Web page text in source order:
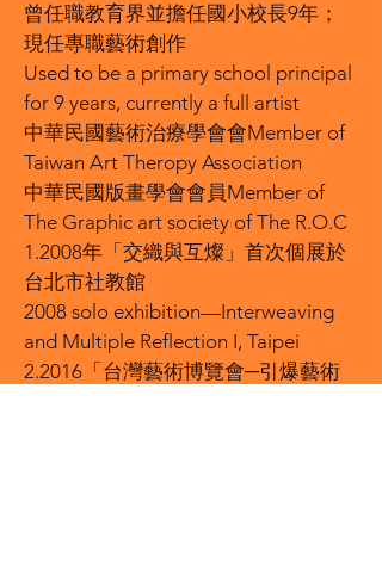
曾任職教育界並擔任國小校長9年；
現任專職藝術創作
Used to be a primary school principal
for 9 years, currently a full artist
中華民國藝術治療學會會Member of
Taiwan Art Theropy Association
中華民國版畫學會會員Member of
The Graphic art society of The R.O.C
1.2008年「交織與互燦」首次個展於
台北市社教館
2008 solo exhibition—Interweaving
and Multiple Reflection I, Taipei
2.2016「台灣藝術博覽會─引爆藝術